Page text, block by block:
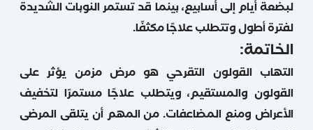
لبضعة أيام إلى أسابيع، بينما قد تستمر النوبات الشديدة
لفترة أطول وتتطلب علاجًا مكثفًا.
الخاتمة:
التهاب القولون التقرحي هو مرض مزمن يؤثر على
القولون والمستقيم، ويتطلب علاجًا مستمرًا لتخفيف
الأعراض ومنع المضاعفات. من المهم أن يتلقى المرضى